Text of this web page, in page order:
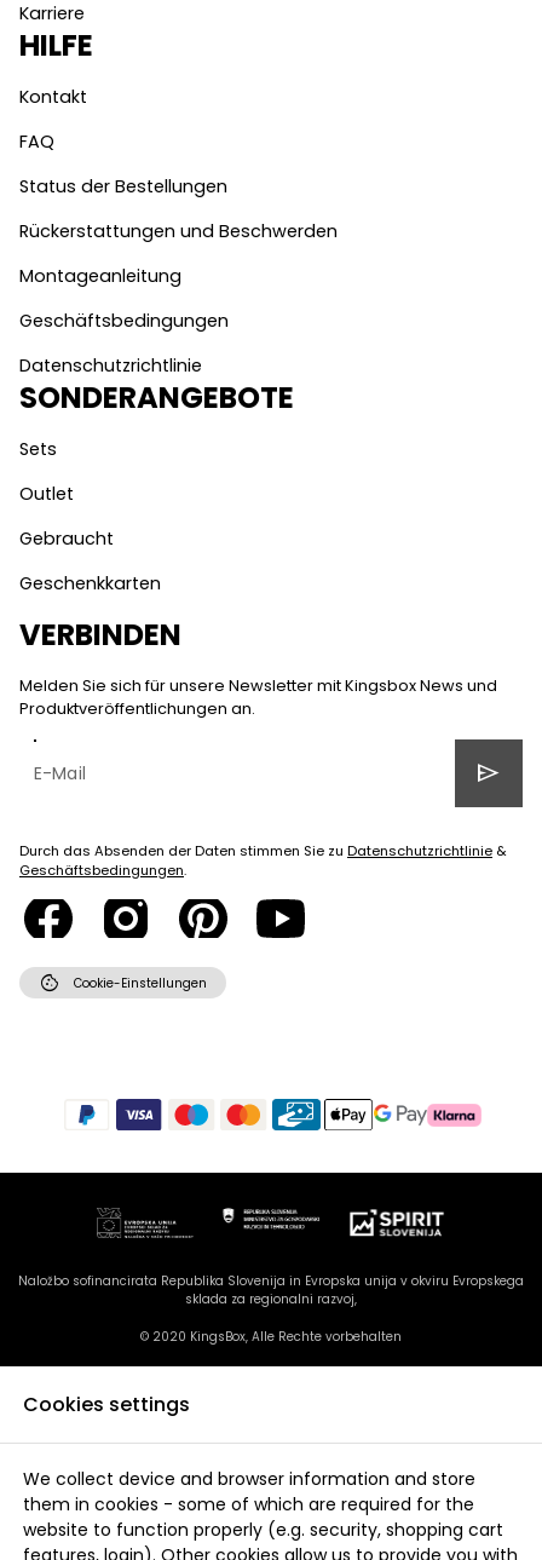
Karriere
HILFE
Kontakt
FAQ
Status der Bestellungen
Rückerstattungen und Beschwerden
Montageanleitung
Geschäftsbedingungen
Datenschutzrichtlinie
SONDERANGEBOTE
Sets
Outlet
Gebraucht
Geschenkkarten
VERBINDEN
Melden Sie sich für unsere Newsletter mit Kingsbox News und
Produktveröffentlichungen an.
send
Durch das Absenden der Daten stimmen Sie zu Datenschutzrichtlinie &
Geschäftsbedingungen.
cookie Cookie-Einstellungen
Naložbo sofinancirata Republika Slovenija in Evropska unija v okviru Evropskega
sklada za regionalni razvoj,
© 2020 KingsBox, Alle Rechte vorbehalten
Cookies settings
We collect device and browser information and store
them in cookies - some of which are required for the
website to function properly (e.g. security, shopping cart